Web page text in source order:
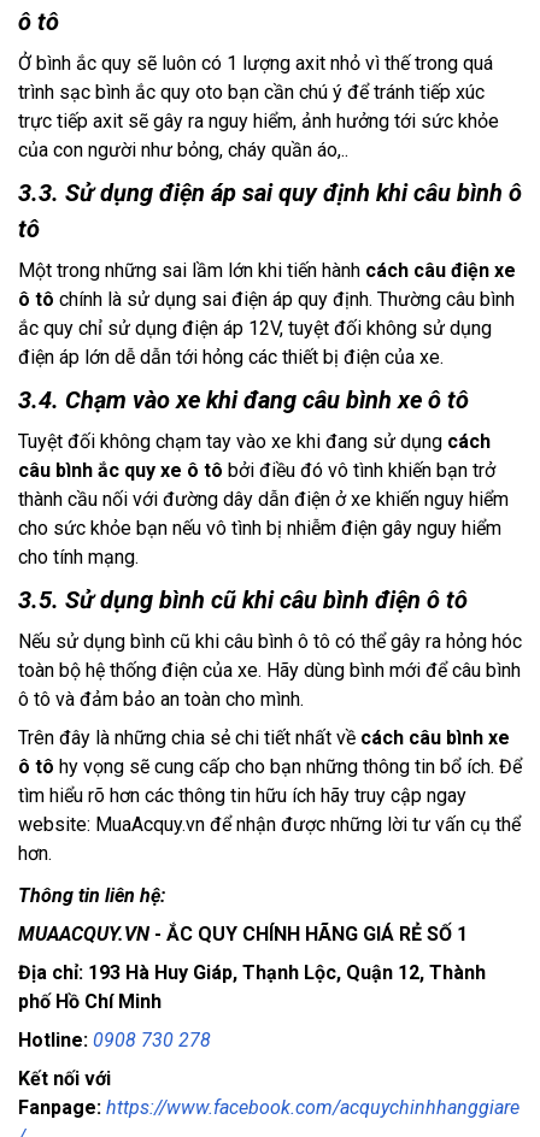
ô tô
Ở bình ắc quy sẽ luôn có 1 lượng axit nhỏ vì thế trong quá
trình sạc bình ắc quy oto bạn cần chú ý để tránh tiếp xúc
trực tiếp axit sẽ gây ra nguy hiểm, ảnh hưởng tới sức khỏe
của con người như bỏng, cháy quần áo,..
3.3. Sử dụng điện áp sai quy định khi câu bình ô
tô
Một trong những sai lầm lớn khi tiến hành cách câu điện xe
ô tô chính là sử dụng sai điện áp quy định. Thường câu bình
ắc quy chỉ sử dụng điện áp 12V, tuyệt đối không sử dụng
điện áp lớn dễ dẫn tới hỏng các thiết bị điện của xe.
3.4. Chạm vào xe khi đang câu bình xe ô tô
Tuyệt đối không chạm tay vào xe khi đang sử dụng cách
câu bình ắc quy xe ô tô bởi điều đó vô tình khiến bạn trở
thành cầu nối với đường dây dẫn điện ở xe khiến nguy hiểm
cho sức khỏe bạn nếu vô tình bị nhiễm điện gây nguy hiểm
cho tính mạng.
3.5. Sử dụng bình cũ khi câu bình điện ô tô
Nếu sử dụng bình cũ khi câu bình ô tô có thể gây ra hỏng hóc
toàn bộ hệ thống điện của xe. Hãy dùng bình mới để câu bình
ô tô và đảm bảo an toàn cho mình.
Trên đây là những chia sẻ chi tiết nhất về cách câu bình xe
ô tô hy vọng sẽ cung cấp cho bạn những thông tin bổ ích. Để
tìm hiểu rõ hơn các thông tin hữu ích hãy truy cập ngay
website: MuaAcquy.vn để nhận được những lời tư vấn cụ thể
hơn.
Thông tin liên hệ:
MUAACQUY.VN - ẮC QUY CHÍNH HÃNG GIÁ RẺ SỐ 1
Địa chỉ: 193 Hà Huy Giáp, Thạnh Lộc, Quận 12, Thành
phố Hồ Chí Minh
Hotline: 0908 730 278
Kết nối với
Fanpage: https://www.facebook.com/acquychinhhanggiare